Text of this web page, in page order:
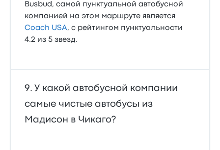
Busbud, самой пунктуальной автобусной
компанией на этом маршруте является
Coach USA, с рейтингом пунктуальности
4.2 из 5 звезд.
У какой автобусной компании
самые чистые автобусы из
Мадисон в Чикаго?